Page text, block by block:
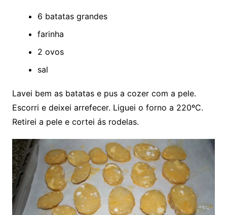
6 batatas grandes
farinha
2 ovos
sal
Lavei bem as batatas e pus a cozer com a pele.
Escorri e deixei arrefecer. Liguei o forno a 220ºC.
Retirei a pele e cortei ás rodelas.